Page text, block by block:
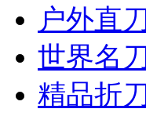
户外直刀
世界名刀
精品折刀